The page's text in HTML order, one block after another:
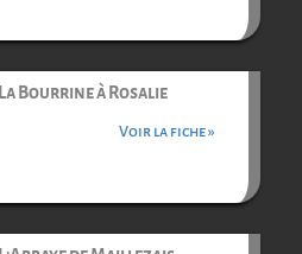
La Bourrine à Rosalie
Voir la fiche »